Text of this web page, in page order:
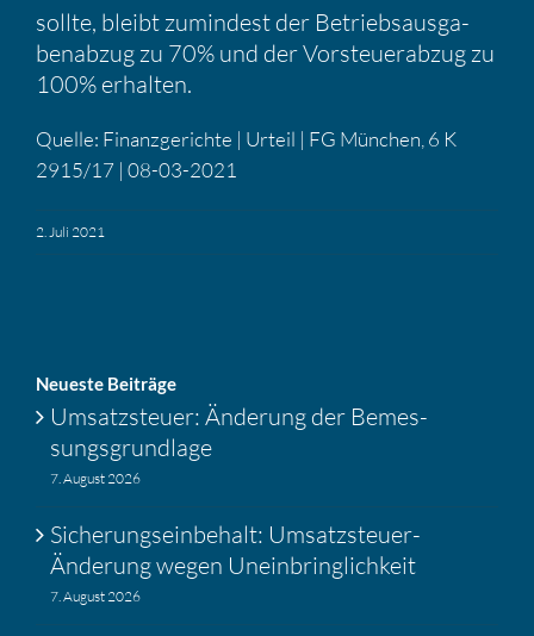
sollte, bleibt zumin­dest der Betriebs­aus­ga­
ben­abzug zu 70% und der Vorsteu­er­abzug zu
100% erhalten.
Quelle: Finanz­ge­richte | Urteil | FG München, 6 K
2915/17 | 08-03-2021
2. Juli 2021
Neueste Beiträge
Umsatz­steuer: Änderung der Bemes­
sungs­grund­lage
7. August 2026
Siche­rungs­ein­be­halt: Umsatz­steuer-
Änderung wegen Unein­bring­lich­keit
7. August 2026